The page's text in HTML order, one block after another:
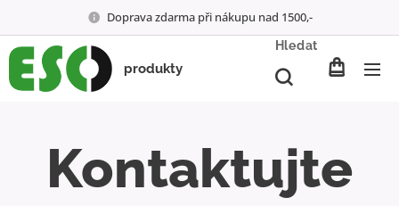
Doprava zdarma při nákupu nad 1500,-
produkty
Hledat
Kontaktujte